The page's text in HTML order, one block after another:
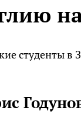
студенты в